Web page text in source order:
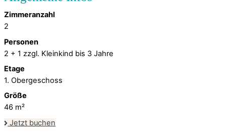
Zimmeranzahl
2
Personen
2 + 1 zzgl. Kleinkind bis 3 Jahre
Etage
1. Obergeschoss
Größe
46 m²
Jetzt buchen